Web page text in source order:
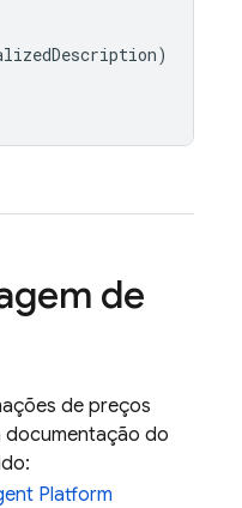
)
de
de preços
documentação do
Platform